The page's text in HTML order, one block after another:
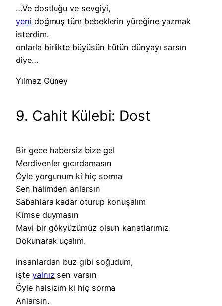
…Ve dostluğu ve sevgiyi,
yeni doğmuş tüm bebeklerin yüreğine yazmak
isterdim.
onlarla birlikte büyüsün bütün dünyayı sarsın
diye…
Yılmaz Güney
9. Cahit Külebi: Dost
Bir gece habersiz bize gel
Merdivenler gıcırdamasın
Öyle yorgunum ki hiç sorma
Sen halimden anlarsın
Sabahlara kadar oturup konuşalım
Kimse duymasın
Mavi bir gökyüzümüz olsun kanatlarımız
Dokunarak uçalım.
insanlardan buz gibi soğudum,
işte yalnız sen varsın
Öyle halsizim ki hiç sorma
Anlarsın.